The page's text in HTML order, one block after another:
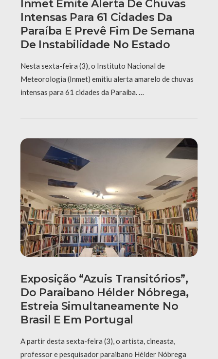
Inmet Emite Alerta De Chuvas
Intensas Para 61 Cidades Da
Paraíba E Prevê Fim De Semana
De Instabilidade No Estado
Nesta sexta-feira (3), o Instituto Nacional de
Meteorologia (Inmet) emitiu alerta amarelo de chuvas
intensas para 61 cidades da Paraíba. …
Exposição “Azuis Transitórios”,
Do Paraibano Hélder Nóbrega,
Estreia Simultaneamente No
Brasil E Em Portugal
A partir desta sexta-feira (3), o artista, cineasta,
professor e pesquisador paraibano Hélder Nóbrega